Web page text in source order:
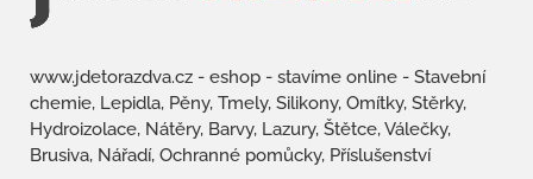
www.jdetorazdva.cz - eshop - stavíme online - Stavební
chemie, Lepidla, Pěny, Tmely, Silikony, Omítky, Stěrky,
Hydroizolace, Nátěry, Barvy, Lazury, Štětce, Válečky,
Brusiva, Nářadí, Ochranné pomůcky, Příslušenství